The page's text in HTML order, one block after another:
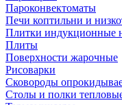
Пароконвектоматы
Печи коптильни и
Плитки индукционные
Плиты
Поверхности жарочные
Рисоварки
Сковороды
Столы и полки